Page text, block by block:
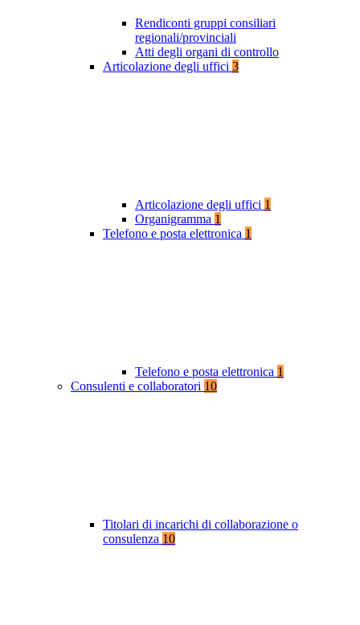
Rendiconti gruppi consiliari
regionali/provinciali
Atti degli organi di controllo
Articolazione degli uffici 3
Articolazione degli uffici 1
Organigramma 1
Telefono e posta elettronica 1
Telefono e posta elettronica 1
Consulenti e collaboratori 10
Titolari di incarichi di collaborazione o
consulenza 10